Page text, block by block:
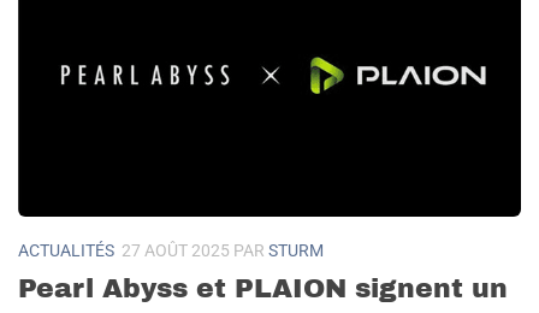
ACTUALITÉS 27 AOÛT 2025 PAR STURM
Pearl Abyss et PLAION signent un